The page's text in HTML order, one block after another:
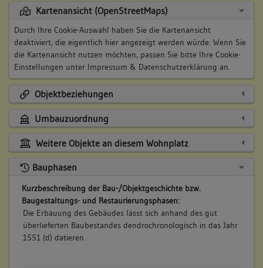
Kartenansicht (OpenStreetMaps)
Durch Ihre Cookie-Auswahl haben Sie die Kartenansicht
deaktiviert, die eigentlich hier angezeigt werden würde. Wenn Sie
die Kartenansicht nutzen möchten, passen Sie bitte Ihre Cookie-
Einstellungen unter Impressum & Datenschutzerklärung an.
Objektbeziehungen
Umbauzuordnung
Weitere Objekte an diesem Wohnplatz
Bauphasen
Kurzbeschreibung der Bau-/Objektgeschichte bzw.
Baugestaltungs- und Restaurierungsphasen:
Die Erbauung des Gebäudes lässt sich anhand des gut
überlieferten Baubestandes dendrochronologisch in das Jahr
1551 (d) datieren.